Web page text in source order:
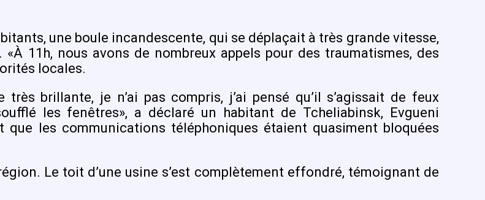
une boule incandescente, qui se déplaçait à très grande vitesse,
11h, nous avons de nombreux appels pour des traumatismes, des
locales.
brillante, je n’ai pas compris, j’ai pensé qu’il s’agissait de feux
les fenêtres», a déclaré un habitant de Tcheliabinsk, Evgueni
que les communications téléphoniques étaient quasiment bloquées
Le toit d’une usine s’est complètement effondré, témoignant de